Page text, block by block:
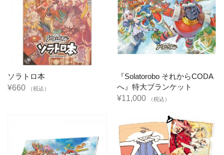
ソラトロ本
¥660
（税込）
『Solatorobo それからCODA
へ』特大ブランケット
¥11,000
（税込）